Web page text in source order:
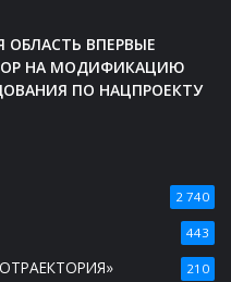
ОБЛАСТЬ ВПЕРВЫЕ
НА МОДИФИКАЦИЮ
ПО НАЦПРОЕКТУ
2 740
443
210